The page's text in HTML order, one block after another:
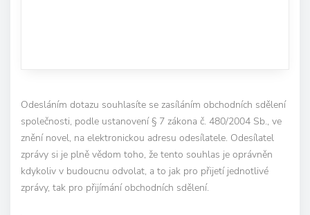
Odesláním dotazu souhlasíte se zasíláním obchodních sdělení
společnosti, podle ustanovení § 7 zákona č. 480/2004 Sb., ve
znění novel, na elektronickou adresu odesílatele. Odesílatel
zprávy si je plně vědom toho, že tento souhlas je oprávněn
kdykoliv v budoucnu odvolat, a to jak pro přijetí jednotlivé
zprávy, tak pro přijímání obchodních sdělení.